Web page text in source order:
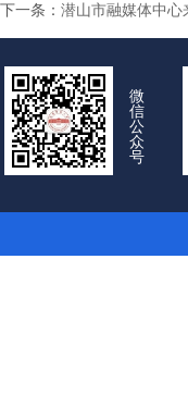
下一条： 潜山市融媒体中
微
信
公
众
号